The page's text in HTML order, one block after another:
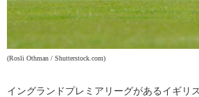
(Rosli Othman / Shutterstock.com)
イングランドプレミアリーグがあるイギリ